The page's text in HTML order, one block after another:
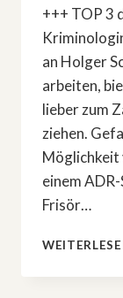
+++ TOP 3
an Holger
arbeiten,
lieber zum
ziehen.
einem
Frisör…